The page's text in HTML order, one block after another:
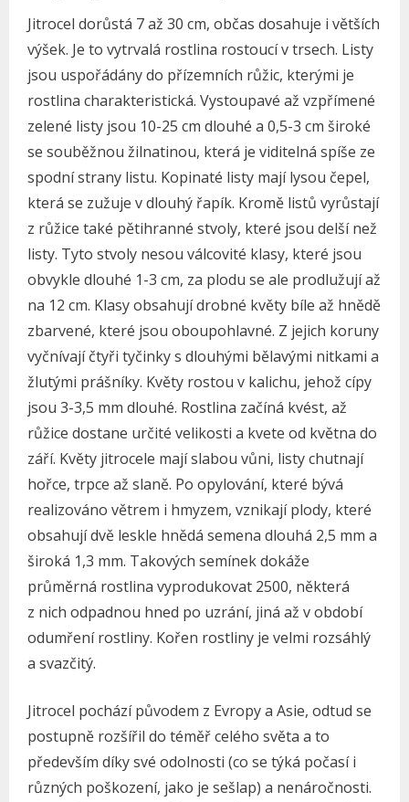
Jitrocel dorůstá 7 až 30 cm, občas dosahuje i větších
výšek. Je to vytrvalá rostlina rostoucí v trsech. Listy
jsou uspořádány do přízemních růžic, kterými je
rostlina charakteristická. Vystoupavé až vzpřímené
zelené listy jsou 10-25 cm dlouhé a 0,5-3 cm široké
se souběžnou žilnatinou, která je viditelná spíše ze
spodní strany listu. Kopinaté listy mají lysou čepel,
která se zužuje v dlouhý řapík. Kromě listů vyrůstají
z růžice také pětihranné stvoly, které jsou delší než
listy. Tyto stvoly nesou válcovité klasy, které jsou
obvykle dlouhé 1-3 cm, za plodu se ale prodlužují až
na 12 cm. Klasy obsahují drobné květy bíle až hnědě
zbarvené, které jsou oboupohlavné. Z jejich koruny
vyčnívají čtyři tyčinky s dlouhými bělavými nitkami a
žlutými prášníky. Květy rostou v kalichu, jehož cípy
jsou 3-3,5 mm dlouhé. Rostlina začíná kvést, až
růžice dostane určité velikosti a kvete od května do
září. Květy jitrocele mají slabou vůni, listy chutnají
hořce, trpce až slaně. Po opylování, které bývá
realizováno větrem i hmyzem, vznikají plody, které
obsahují dvě leskle hnědá semena dlouhá 2,5 mm a
široká 1,3 mm. Takových semínek dokáže
průměrná rostlina vyprodukovat 2500, některá
z nich odpadnou hned po uzrání, jiná až v období
odumření rostliny. Kořen rostliny je velmi rozsáhlý
a svazčitý.
Jitrocel pochází původem z Evropy a Asie, odtud se
postupně rozšířil do téměř celého světa a to
především díky své odolnosti (co se týká počasí i
různých poškození, jako je sešlap) a nenáročnosti.